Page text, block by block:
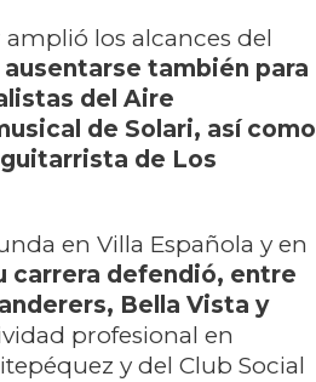
los alcances del
también para
del Aire
de Solari, así como
de Los
en Villa Española y en
carrera defendió, entre
Bella Vista y
profesional en
y del Club Social